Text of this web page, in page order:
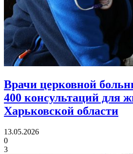
Врачи церковной
400 консультаций для
Харьковской области
13.05.2026
0
3